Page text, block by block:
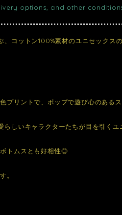
options, and other
コットン100%素材のユニセックス
プリントで、ポップで遊び心のあるス
しいキャラクターたちが目を引くユ
トムスとも好相性◎
。